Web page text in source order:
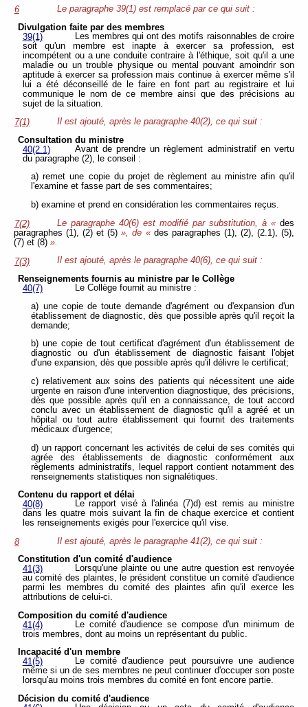
6
Le paragraphe 39(1) est remplacé par ce qui suit :
Divulgation faite par des membres
39(1)
Les membres qui ont des motifs raisonnables de croire
soit qu'un membre est inapte à exercer sa profession, est
incompétent ou a une conduite contraire à l'éthique, soit qu'il a une
maladie ou un trouble physique ou mental pouvant amoindrir son
aptitude à exercer sa profession mais continue à exercer même s'il
lui a été déconseillé de le faire en font part au registraire et lui
communique le nom de ce membre ainsi que des précisions au
sujet de la situation.
7(1)
Il est ajouté, après le paragraphe 40(2), ce qui suit :
Consultation du ministre
40(2.1)
Avant de prendre un règlement administratif en vertu
du paragraphe (2), le conseil :
a) remet une copie du projet de règlement au ministre afin qu'il
l'examine et fasse part de ses commentaires;
b) examine et prend en considération les commentaires reçus.
7(2)
Le paragraphe 40(6) est modifié par substitution, à « des
paragraphes (1), (2) et (5)», de « des paragraphes (1), (2), (2.1), (5),
(7) et (8) ».
7(3)
Il est ajouté, après le paragraphe 40(6), ce qui suit :
Renseignements fournis au ministre par le Collège
40(7)
Le Collège fournit au ministre :
a) une copie de toute demande d'agrément ou d'expansion d'un
établissement de diagnostic, dès que possible après qu'il reçoit la
demande;
b) une copie de tout certificat d'agrément d'un établissement de
diagnostic ou d'un établissement de diagnostic faisant l'objet
d'une expansion, dès que possible après qu'il délivre le certificat;
c) relativement aux soins des patients qui nécessitent une aide
urgente en raison d'une intervention diagnostique, des précisions,
dès que possible après qu'il en a connaissance, de tout accord
conclu avec un établissement de diagnostic qu'il a agréé et un
hôpital ou tout autre établissement qui fournit des traitements
médicaux d'urgence;
d) un rapport concernant les activités de celui de ses comités qui
agrée des établissements de diagnostic conformément aux
règlements administratifs, lequel rapport contient notamment des
renseignements statistiques non signalétiques.
Contenu du rapport et délai
40(8)
Le rapport visé à l'alinéa (7)d) est remis au ministre
dans les quatre mois suivant la fin de chaque exercice et contient
les renseignements exigés pour l'exercice qu'il vise.
8
Il est ajouté, après le paragraphe 41(2), ce qui suit :
Constitution d'un comité d'audience
41(3)
Lorsqu'une plainte ou une autre question est renvoyée
au comité des plaintes, le président constitue un comité d'audience
parmi les membres du comité des plaintes afin qu'il exerce les
attributions de celui-ci.
Composition du comité d'audience
41(4)
Le comité d'audience se compose d'un minimum de
trois membres, dont au moins un représentant du public.
Incapacité d'un membre
41(5)
Le comité d'audience peut poursuivre une audience
même si un de ses membres ne peut continuer d'occuper son poste
lorsqu'au moins trois membres du comité en font encore partie.
Décision du comité d'audience